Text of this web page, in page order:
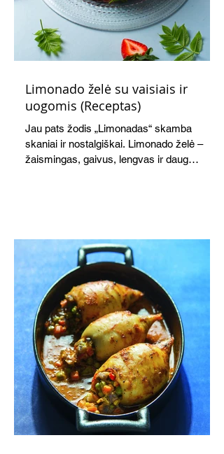
Limonado želė su vaisiais ir
uogomis (Receptas)
Jau pats žodis „Limonadas“ skamba
skaniai ir nostalgiškai. Limonado želė –
žaismingas, gaivus, lengvas ir daug